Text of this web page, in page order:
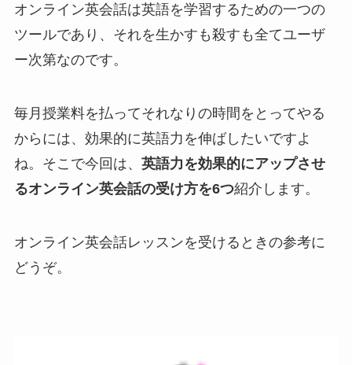
オンライン英会話は英語を学習するための一つの
ツールであり、それを生かすも殺すも全てユーザ
ー次第なのです。
毎月授業料を払ってそれなりの時間をとってやる
からには、効果的に英語力を伸ばしたいですよ
ね。そこで今回は、 英語力を効果的にアップさせ
るオンライン英会話の受け方を6つ紹介します。
オンライン英会話レッスンを受けるときの参考に
どうぞ。